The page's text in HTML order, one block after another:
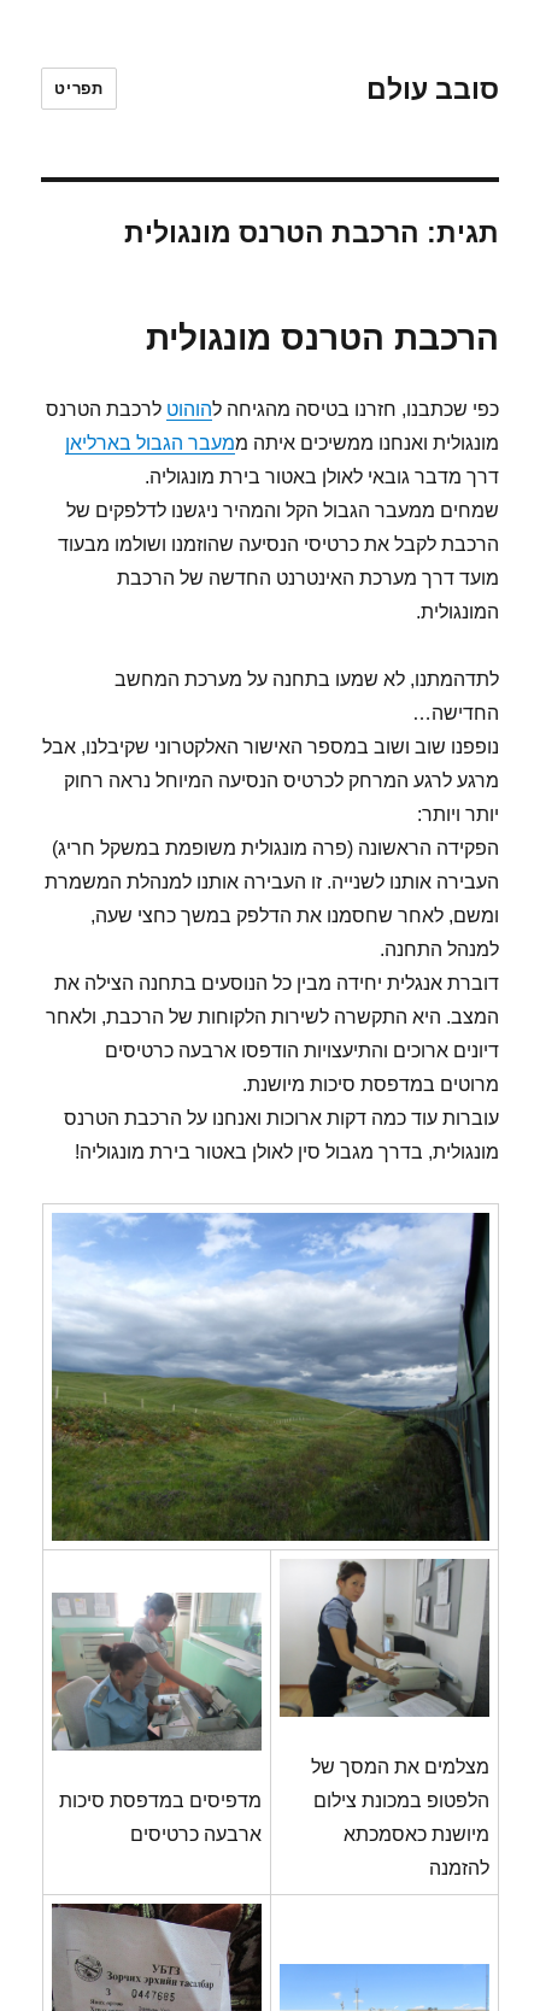
סובב עולם תפריט
תגית: הרכבת הטרנס מונגולית
הרכבת הטרנס מונגולית
כפי שכתבנו, חזרנו בטיסה מהגיחה להוהוט לרכבת הטרנס
מונגולית ואנחנו ממשיכים איתה ממעבר הגבול בארליאן
דרך מדבר גובאי לאולן באטור בירת מונגוליה.
שמחים ממעבר הגבול הקל והמהיר ניגשנו לדלפקים של
הרכבת לקבל את כרטיסי הנסיעה שהוזמנו ושולמו מבעוד
מועד דרך מערכת האינטרנט החדשה של הרכבת
המונגולית.
לתדהמתנו, לא שמעו בתחנה על מערכת המחשב
החדישה…
נופפנו שוב ושוב במספר האישור האלקטרוני שקיבלנו, אבל
מרגע לרגע המרחק לכרטיס הנסיעה המיוחל נראה רחוק
יותר ויותר:
הפקידה הראשונה (פרה מונגולית משופמת במשקל חריג)
העבירה אותנו לשנייה. זו העבירה אותנו למנהלת המשמרת
ומשם, לאחר שחסמנו את הדלפק במשך כחצי שעה,
למנהל התחנה.
דוברת אנגלית יחידה מבין כל הנוסעים בתחנה הצילה את
המצב. היא התקשרה לשירות הלקוחות של הרכבת, ולאחר
דיונים ארוכים והתיעצויות הודפסו ארבעה כרטיסים
מרוטים במדפסת סיכות מיושנת.
עוברות עוד כמה דקות ארוכות ואנחנו על הרכבת הטרנס
מונגולית, בדרך מגבול סין לאולן באטור בירת מונגוליה!
מצלמים את המסך של
הלפטופ במכונת צילום
מיושנת כאסמכתא
להזמנה
מדפיסים במדפסת סיכות
ארבעה כרטיסים